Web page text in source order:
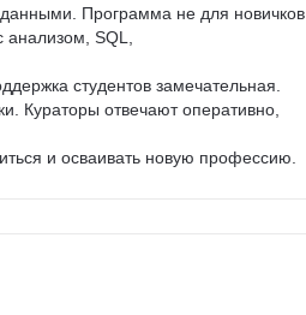
Программа не для новичков
анализом, SQL,
студентов замечательная.
Кураторы отвечают оперативно,
и осваивать новую профессию.